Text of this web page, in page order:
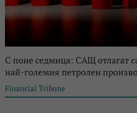
С поне седмица: САЩ отлагат
най-големия петролен
Financial Tribune